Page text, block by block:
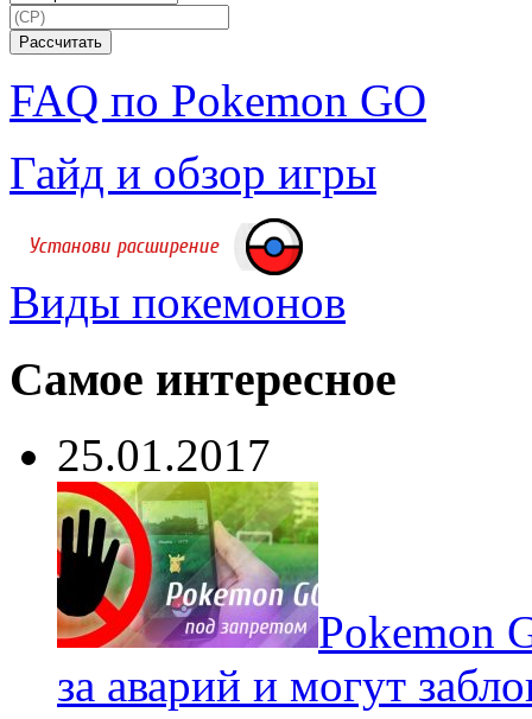
FAQ по Pokemon GO
Гайд и обзор игры
Виды покемонов
Самое интересное
25.01.2017
Pokеmon
за аварий и могут